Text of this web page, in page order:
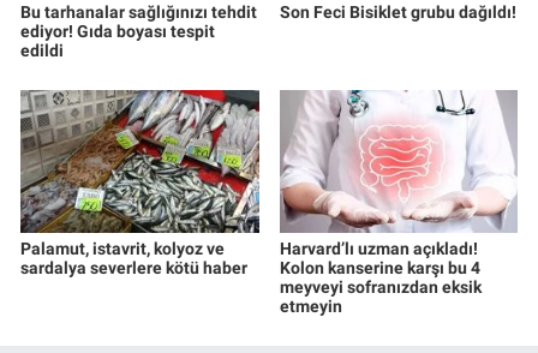
Bu tarhanalar sağlığınızı tehdit
ediyor! Gıda boyası tespit
edildi
Son Feci Bisiklet grubu dağıldı!
Palamut, istavrit, kolyoz ve
sardalya severlere kötü haber
Harvard’lı uzman açıkladı!
Kolon kanserine karşı bu 4
meyveyi sofranızdan eksik
etmeyin